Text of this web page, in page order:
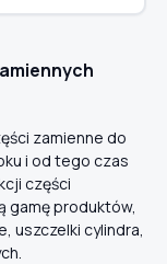
zamienne do
i od tego czas
części
gamę produktów,
uszczelki cylindra,